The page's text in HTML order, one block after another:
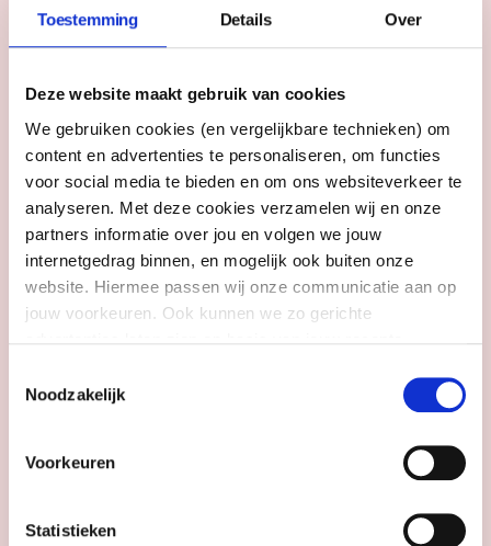
Toestemming Details Over
Deze website maakt gebruik van cookies
We gebruiken cookies (en vergelijkbare technieken) om
content en advertenties te personaliseren, om functies
voor social media te bieden en om ons websiteverkeer te
analyseren. Met deze cookies verzamelen wij en onze
partners informatie over jou en volgen we jouw
internetgedrag binnen, en mogelijk ook buiten onze
website. Hiermee passen wij onze communicatie aan op
jouw voorkeuren. Ook kunnen we zo gerichte
statement. Je kunt je toestemming ook altijd
wijzigen of
Noodzakelijk
Voorkeuren
Statistieken
zijn er ook geregeld feestjes na een drukke
schoolweek. Maar ik doe elke dag vooral
precies hetzelfde voelen. Dat geeft enorm
veel energie.’
Wat vond je lastig aan het begin?
‘Mijn zusjes, ouders, opa’s en oma’s en al
mijn vrienden niet meer dagelijks zien. Dat
blijft moeilijk, ook nu nog. Maar ik kom
regelmatig terug naar Nederland. Of er
veel, kijken samen series via FaceTime of
praten gewoon even bij. Dat helpt echt.’
veranderd?